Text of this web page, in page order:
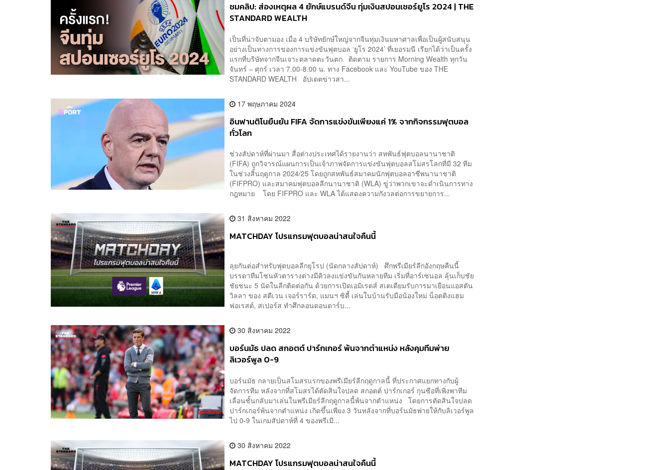
ชมคลิป: ส่องเหตุผล 4 ยักษ์แบรนด์จีน ทุ่มเงินสปอนเซอร์ยูโร 2024 | THE
STANDARD WEALTH
เป็นที่น่าจับตามอง เมื่อ 4 บริษัทยักษ์ใหญ่จากจีนทุ่มเงินมหาศาลเพื่อเป็นผู้สนับสนุน
อย่างเป็นทางการของการแข่งขันฟุตบอล ‘ยูโร 2024’ ที่เยอรมนี เรียกได้ว่าเป็นครั้ง
แรกที่บริษัทจากจีนเจาะตลาดตะวันตก ติดตาม รายการ Morning Wealth ทุกวัน
จันทร์ – ศุกร์ เวลา 7.00-8.00 น. ทาง Facebook และ YouTube ของ THE
STANDARD WEALTH อัปเดตข่าวสา...
17 พฤษภาคม 2024
อินฟานติโนยืนยัน FIFA จัดการแข่งขันเพียงแค่ 1% จากกิจกรรมฟุตบอล
ทั่วโลก
ช่วงสัปดาห์ที่ผ่านมา สื่อต่างประเทศได้รายงานว่า สหพันธ์ฟุตบอลนานาชาติ
(FIFA) ถูกวิจารณ์แผนการเป็นเจ้าภาพจัดการแข่งขันฟุตบอลสโมสรโลกที่มี 32 ทีม
ในช่วงสิ้นฤดูกาล 2024/25 โดยถูกสหพันธ์สมาคมนักฟุตบอลอาชีพนานาชาติ
(FIFPRO) และสมาคมฟุตบอลลีกนานาชาติ (WLA) ขู่ว่าพวกเขาจะดำเนินการทาง
กฎหมาย โดย FIFPRO และ WLA ได้แสดงความกังวลต่อการขยายการ...
31 สิงหาคม 2022
MATCHDAY โปรแกรมฟุตบอลน่าสนใจคืนนี้
ลุยกันต่อสำหรับฟุตบอลลีกยุโรป (นัดกลางสัปดาห์) ศึกพรีเมียร์ลีกอังกฤษคืนนี้
บรรดาทีมโซนหัวตารางต่างมีคิวลงแข่งขันกันหลายทีม เริ่มที่อาร์เซนอล ลุ้นเก็บชัย
ชัยชนะ 5 นัดในลีกติดต่อกัน ด้วยการเปิดเอมิเรตส์ สเตเดียมรับการมาเยือนแอสตัน
วิลลา ของ สตีเวน เจอร์ราร์ด, แมนฯ ซิตี้ เล่นในบ้านรับมือน้องใหม่ น็อตติงแฮม
ฟอเรสต์, สเปอร์ส ทำศึกลอนดอนดาร์บ...
30 สิงหาคม 2022
บอร์นมัธ ปลด สกอตต์ ปาร์กเกอร์ พ้นจากตำแหน่ง หลังคุมทีมพ่าย
ลิเวอร์พูล 0-9
บอร์นมัธ กลายเป็นสโมสรแรกของพรีเมียร์ลีกฤดูกาลนี้ ที่ประกาศแยกทางกับผู้
จัดการทีม หลังจากที่สโมสรได้ตัดสินใจปลด สกอตต์ ปาร์กเกอร์ กุนซือที่เพิ่งพาทีม
เลื่อนชั้นกลับมาเล่นในพรีเมียร์ลีกฤดูกาลนี้พ้นจากตำแหน่ง โดยการตัดสินใจปลด
ปาร์กเกอร์พ้นจากตำแหน่ง เกิดขึ้นเพียง 3 วันหลังจากที่บอร์นมัธพ่ายให้กับลิเวอร์พูล
ไป 0-9 ในเกมสัปดาห์ที่ 4 ของพรีเมี...
30 สิงหาคม 2022
MATCHDAY โปรแกรมฟุตบอลน่าสนใจคืนนี้